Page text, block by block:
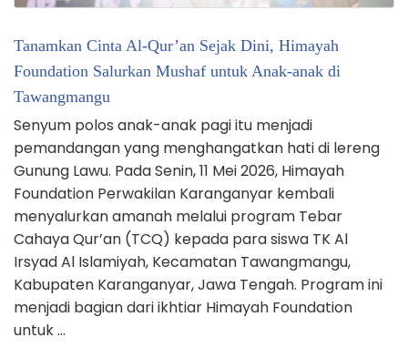
Tanamkan Cinta Al-Qur’an Sejak Dini, Himayah
Foundation Salurkan Mushaf untuk Anak-anak di
Tawangmangu
Senyum polos anak-anak pagi itu menjadi
pemandangan yang menghangatkan hati di lereng
Gunung Lawu. Pada Senin, 11 Mei 2026, Himayah
Foundation Perwakilan Karanganyar kembali
menyalurkan amanah melalui program Tebar
Cahaya Qur’an (TCQ) kepada para siswa TK Al
Irsyad Al Islamiyah, Kecamatan Tawangmangu,
Kabupaten Karanganyar, Jawa Tengah. Program ini
menjadi bagian dari ikhtiar Himayah Foundation
untuk …